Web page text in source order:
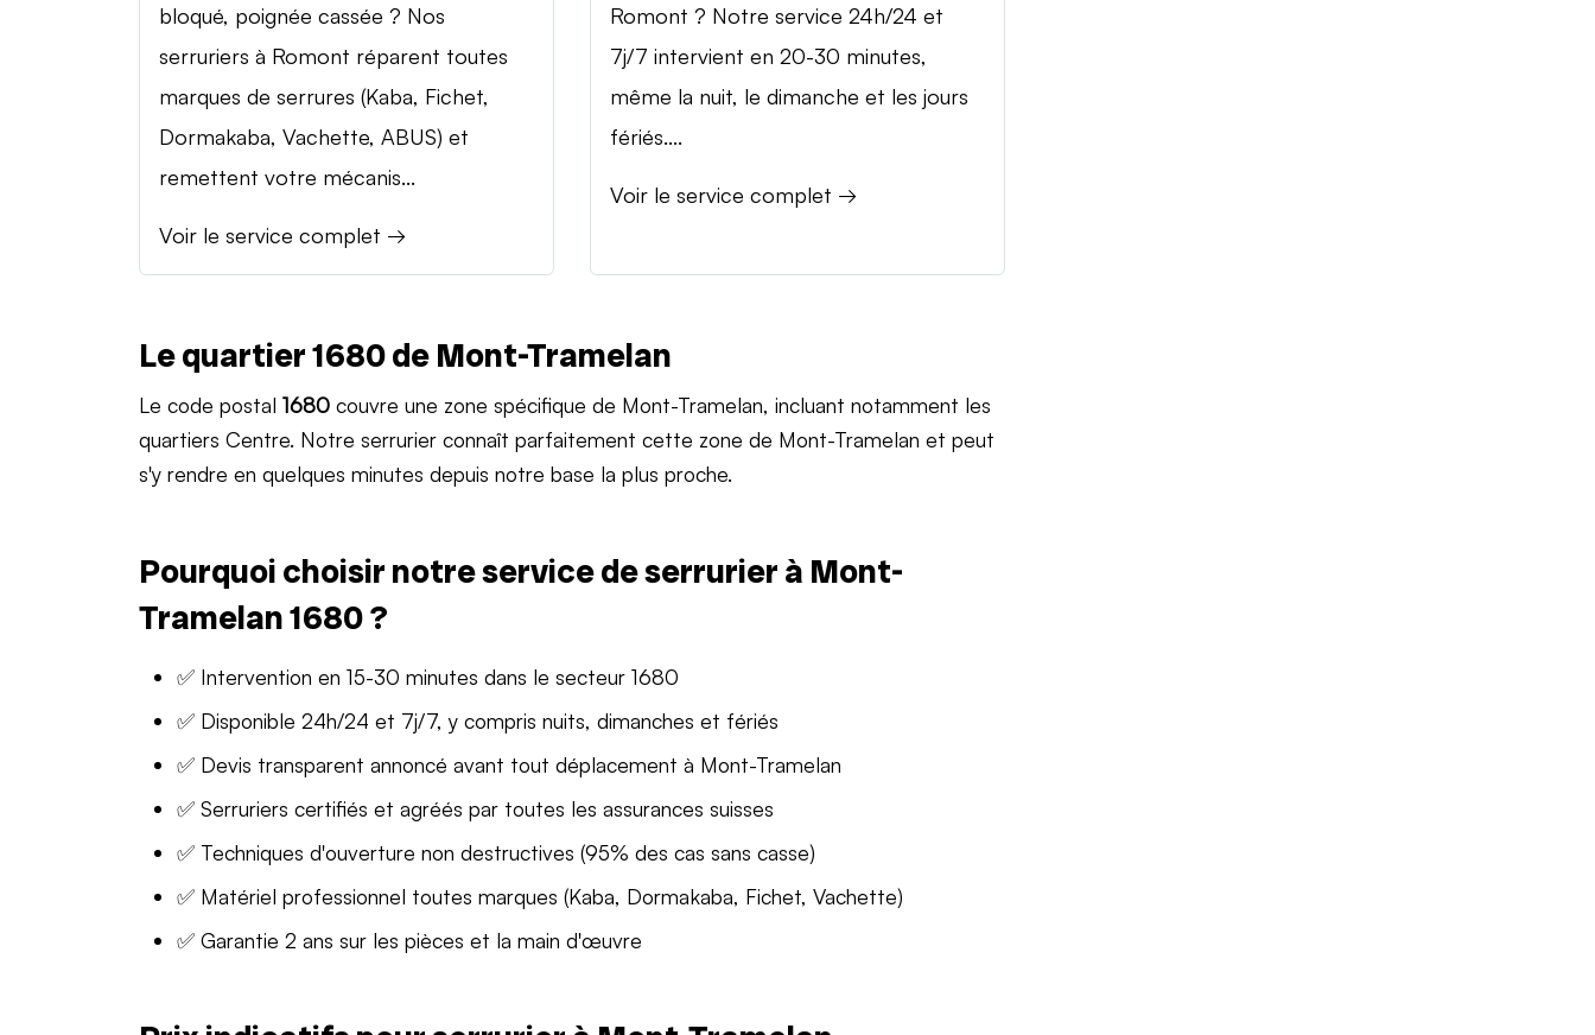
bloqué, poignée cassée ? Nos
serruriers à Romont réparent toutes
marques de serrures (Kaba, Fichet,
Dormakaba, Vachette, ABUS) et
remettent votre mécanis...
Voir le service complet →
Romont ? Notre service 24h/24 et
7j/7 intervient en 20-30 minutes,
même la nuit, le dimanche et les jours
fériés....
Voir le service complet →
Le quartier 1680 de Mont-Tramelan
Le code postal 1680 couvre une zone spécifique de Mont-Tramelan, incluant notamment les
quartiers Centre. Notre serrurier connaît parfaitement cette zone de Mont-Tramelan et peut
s'y rendre en quelques minutes depuis notre base la plus proche.
Pourquoi choisir notre service de serrurier à Mont-
Tramelan 1680 ?
✅ Intervention en 15-30 minutes dans le secteur 1680
✅ Disponible 24h/24 et 7j/7, y compris nuits, dimanches et fériés
✅ Devis transparent annoncé avant tout déplacement à Mont-Tramelan
✅ Serruriers certifiés et agréés par toutes les assurances suisses
✅ Techniques d'ouverture non destructives (95% des cas sans casse)
✅ Matériel professionnel toutes marques (Kaba, Dormakaba, Fichet, Vachette)
✅ Garantie 2 ans sur les pièces et la main d'œuvre